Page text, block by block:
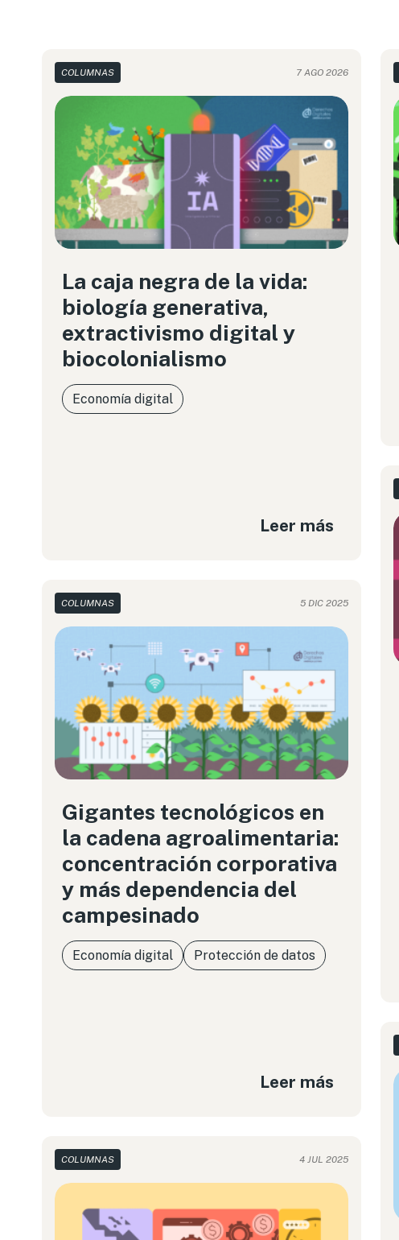
COLUMNAS 7 AGO 2026
La caja negra de la vida:
biología generativa,
extractivismo digital y
biocolonialismo
Economía digital
Leer más
COLUMNAS 5 DIC 2025
Gigantes tecnológicos en
la cadena agroalimentaria:
concentración corporativa
y más dependencia del
campesinado
Economía digital Protección de datos
Leer más
COLUMNAS 4 JUL 2025